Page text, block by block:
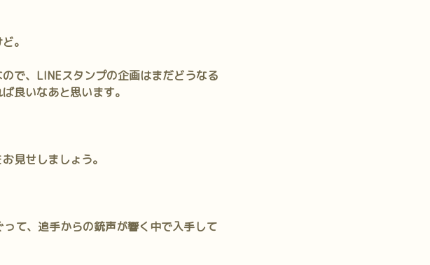
。
で、LINEスタンプの企画はまだどうなる
良いなあと思います。
見せしましょう。
て、追手からの銃声が響く中で入手して